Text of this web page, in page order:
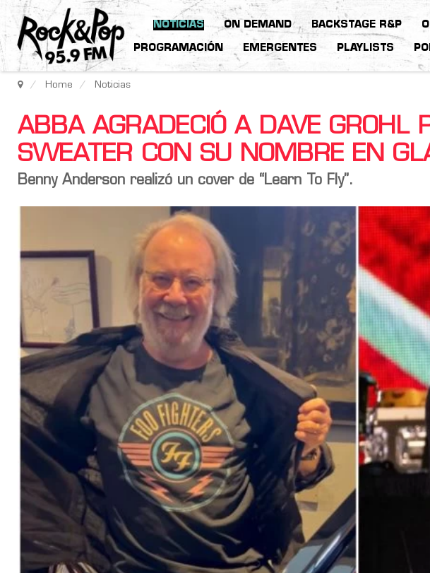
NOTICIAS ON DEMAND BACKSTAGE R&P
PROGRAMACIÓN EMERGENTES PLAYLISTS
Home Noticias
ABBA AGRADECIÓ A DAVE GROHL
SWEATER CON SU NOMBRE EN
Benny Anderson realizó un cover de “Learn To Fly”.